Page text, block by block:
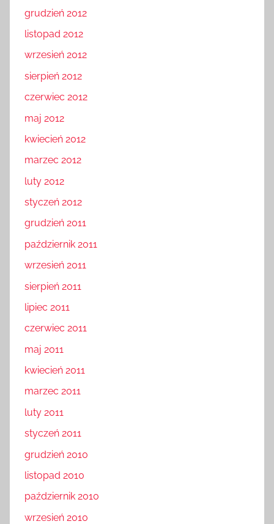
grudzień 2012
listopad 2012
wrzesień 2012
sierpień 2012
czerwiec 2012
maj 2012
kwiecień 2012
marzec 2012
luty 2012
styczeń 2012
grudzień 2011
październik 2011
wrzesień 2011
sierpień 2011
lipiec 2011
czerwiec 2011
maj 2011
kwiecień 2011
marzec 2011
luty 2011
styczeń 2011
grudzień 2010
listopad 2010
październik 2010
wrzesień 2010